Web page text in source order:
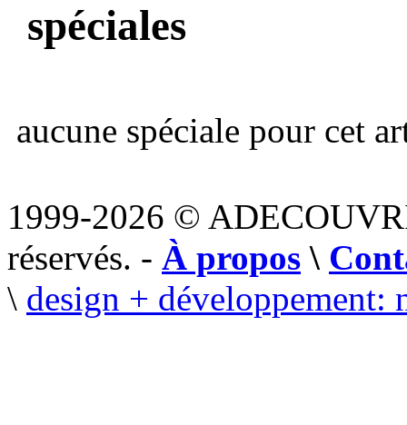
spéciales
aucune spéciale pour cet
1999-2026 ©
réservés. - À propos \
\ design + développement: